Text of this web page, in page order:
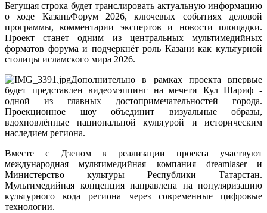
Бегущая строка будет транслировать актуальную информацию
о ходе КазаньФорум 2026, ключевых событиях деловой
программы, комментарии экспертов и новости площадки.
Проект станет одним из центральных мультимедийных
форматов форума и подчеркнёт роль Казани как культурной
столицы исламского мира 2026.
Дополнительно в рамках проекта впервые
будет представлен видеомэппинг на мечети Кул Шариф -
одной из главных достопримечательностей города.
Проекционное шоу объединит визуальные образы,
вдохновлённые национальной культурой и историческим
наследием региона.
Вместе с Дзеном в реализации проекта участвуют
международная мультимедийная компания dreamlaser и
Министерство культуры Республики Татарстан.
Мультимедийная концепция направлена на популяризацию
культурного кода региона через современные цифровые
технологии.